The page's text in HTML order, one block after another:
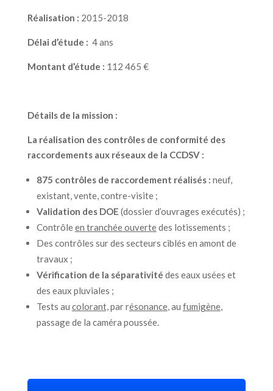
Réalisation : 2015-2018
Délai d’étude : 4 ans
Montant d’étude : 112 465 €
Détails de la mission :
La réalisation des contrôles de conformité des
raccordements aux réseaux de la CCDSV :
875 contrôles de raccordement réalisés : neuf,
existant, vente, contre-visite ;
Validation des DOE (dossier d’ouvrages exécutés) ;
Contrôleen tranchée ouvertedes lotissements ;
Des contrôles sur des secteurs ciblés en amont de
travaux ;
Vérification de la séparativité des eaux usées et
des eaux pluviales ;
Tests au colorant,par résonance, au fumigène,
passage de la caméra poussée.